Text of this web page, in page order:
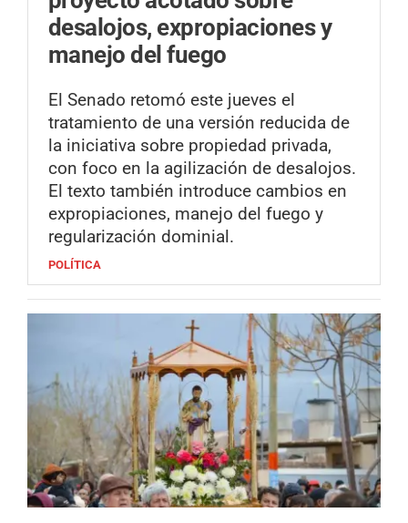
desalojos, expropiaciones y
manejo del fuego
El Senado retomó este jueves el
tratamiento de una versión reducida de
la iniciativa sobre propiedad privada,
con foco en la agilización de desalojos.
El texto también introduce cambios en
expropiaciones, manejo del fuego y
regularización dominial.
POLÍTICA